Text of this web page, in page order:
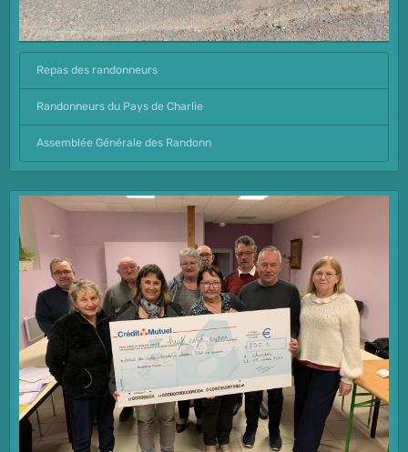
Repas des randonneurs
Randonneurs du Pays de Charlie
Assemblée Générale des Randonn